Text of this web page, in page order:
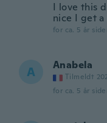
I love this
nice I get
for ca. 5 år
A Anabela
Tilmeldt
for ca. 5 år